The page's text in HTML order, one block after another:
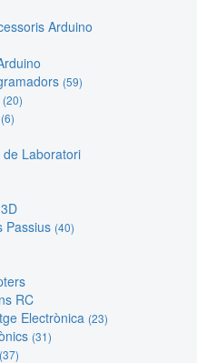
Arduino
(59)
(20)
(6)
Laboratori
Passius (40)
RC
Electrònica (23)
(31)
(37)